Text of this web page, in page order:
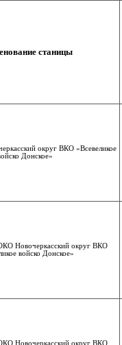
станицы
округ ВКО «Всевеликое
Донское»
Новочеркасский округ ВКО
войско Донское»
Новочеркасский округ ВКО